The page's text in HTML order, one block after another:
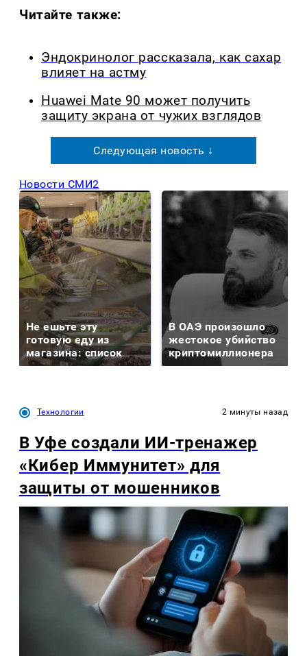
Читайте также:
Эндокринолог рассказала, как сахар
влияет на астму
Huawei Mate 90 может получить
защиту экрана от чужих взглядов
Следующая новость ↓
Новости СМИ2
Не ешьте эту
готовую еду из
магазина: список
В ОАЭ произошло
жестокое убийство
криптомиллионера
Технологии 2 минуты назад
В Уфе создали ИИ-тренажер
«Кибер Иммунитет» для
защиты от мошенников